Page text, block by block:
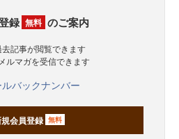
録 無料 のご案内
去記事が閲覧できます
ルマガを受信できます
ルバックナンバー
会員登録 無料